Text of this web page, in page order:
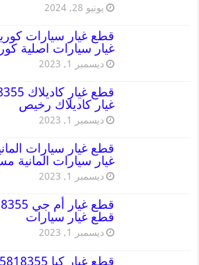
يونيو 28, 2024
غيار سيارات اصلية
ديسمبر 1, 2023
غيار كاديلاك رخيص
ديسمبر 1, 2023
غيار سيارات المانية
ديسمبر 1, 2023
قطع غيار سيارات
ديسمبر 1, 2023